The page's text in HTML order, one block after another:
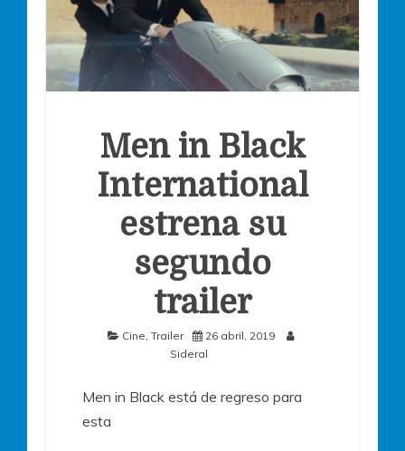
Men in Black
International
estrena su
segundo
trailer
Cine Trailer
26 abril, 2019
Sideral
Men in Black está de regreso para
esta